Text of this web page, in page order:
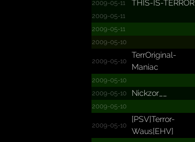
2009-05-11 THIS-IS-TERROR
2009-05-11
2009-05-11
2009-05-10
2009-05-10
TerrOr­iginal­
Maniac
2009-05-10
2009-05-10 Nickzor__
2009-05-10
2009-05-10
[PSV]Terror-
Waus[EHV]